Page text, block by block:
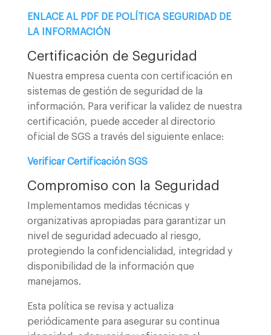
ENLACE AL PDF DE POLÍTICA SEGURIDAD DE
LA INFORMACIÓN
Certificación de Seguridad
Nuestra empresa cuenta con certificación en
sistemas de gestión de seguridad de la
información. Para verificar la validez de nuestra
certificación, puede acceder al directorio
oficial de SGS a través del siguiente enlace:
Verificar Certificación SGS
Compromiso con la Seguridad
Implementamos medidas técnicas y
organizativas apropiadas para garantizar un
nivel de seguridad adecuado al riesgo,
protegiendo la confidencialidad, integridad y
disponibilidad de la información que
manejamos.
Esta política se revisa y actualiza
periódicamente para asegurar su continua